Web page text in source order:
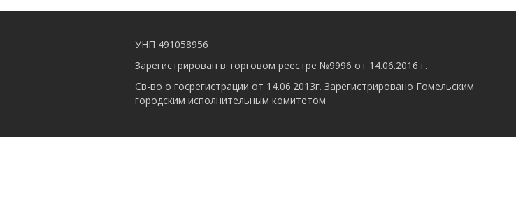
УНП 491058956
Зарегистрирован в торговом реестре №9996 от 14.06.2016 г.
Св-во о госрегистрации от 14.06.2013г. Зарегистрировано Гомельским
городским исполнительным комитетом